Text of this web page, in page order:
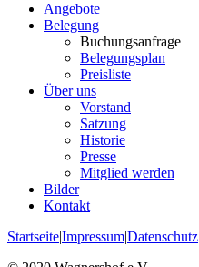
Angebote
Belegung
Buchungsanfrage
Belegungsplan
Preisliste
Über uns
Vorstand
Satzung
Historie
Presse
Mitglied werden
Bilder
Kontakt
Startseite|Impressum|Datenschutz